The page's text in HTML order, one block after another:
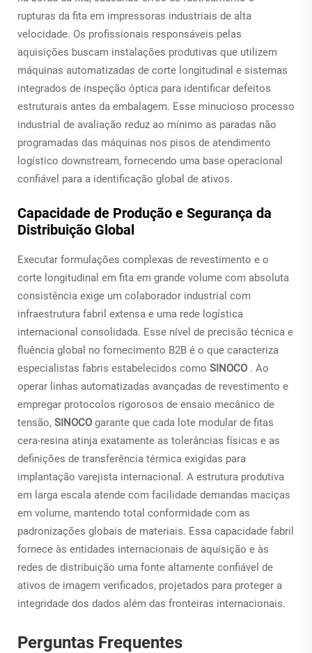
rupturas da fita em impressoras industriais de alta
velocidade. Os profissionais responsáveis pelas
aquisições buscam instalações produtivas que utilizem
máquinas automatizadas de corte longitudinal e sistemas
integrados de inspeção óptica para identificar defeitos
estruturais antes da embalagem. Esse minucioso processo
industrial de avaliação reduz ao mínimo as paradas não
programadas das máquinas nos pisos de atendimento
logístico downstream, fornecendo uma base operacional
confiável para a identificação global de ativos.
Capacidade de Produção e Segurança da
Distribuição Global
Executar formulações complexas de revestimento e o
corte longitudinal em fita em grande volume com absoluta
consistência exige um colaborador industrial com
infraestrutura fabril extensa e uma rede logística
internacional consolidada. Esse nível de precisão técnica e
fluência global no fornecimento B2B é o que caracteriza
especialistas fabris estabelecidos como SINOCO . Ao
operar linhas automatizadas avançadas de revestimento e
empregar protocolos rigorosos de ensaio mecânico de
tensão, SINOCO garante que cada lote modular de fitas
cera-resina atinja exatamente as tolerâncias físicas e as
definições de transferência térmica exigidas para
implantação varejista internacional. A estrutura produtiva
em larga escala atende com facilidade demandas maciças
em volume, mantendo total conformidade com as
padronizações globais de materiais. Essa capacidade fabril
fornece às entidades internacionais de aquisição e às
redes de distribuição uma fonte altamente confiável de
ativos de imagem verificados, projetados para proteger a
integridade dos dados além das fronteiras internacionais.
Perguntas Frequentes